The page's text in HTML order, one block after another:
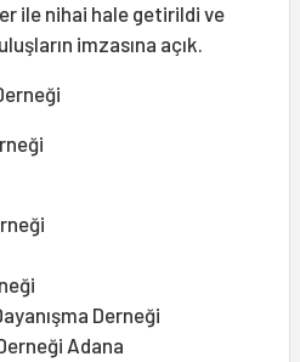
ile nihai hale getirildi ve
imzasına açık.
Derneği
Adana